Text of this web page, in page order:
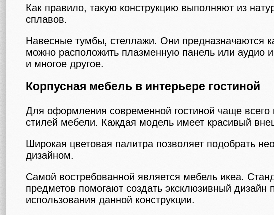
Как правило, такую конструкцию выполняют из
сплавов.
Навесные тумбы, стеллажи. Они предназначаются
можно расположить плазменную панель или аудио
и многое другое.
Корпусная мебель в интерьере гостиной
Для оформления современной гостиной чаще всего
стилей мебели. Каждая модель имеет красивый
Широкая цветовая палитра позволяет подобрать
дизайном.
Самой востребованной является мебель икеа.
предметов помогают создать эксклюзивный
использования данной конструкции.